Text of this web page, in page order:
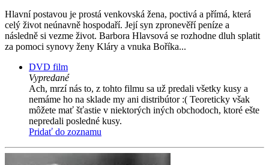
Hlavní postavou je prostá venkovská žena, poctivá a přímá, která
celý život neúnavně hospodaří. Její syn zpronevěří peníze a
následně si vezme život. Barbora Hlavsová se rozhodne dluh splatit
za pomoci synovy ženy Kláry a vnuka Boříka...
DVD film
Vypredané
Ach, mrzí nás to, z tohto filmu sa už predali všetky kusy a
nemáme ho na sklade my ani distribútor :( Teoreticky však
môžete mať šťastie v niektorých iných obchodoch, ktoré ešte
nepredali posledné kusy.
Pridať do zoznamu